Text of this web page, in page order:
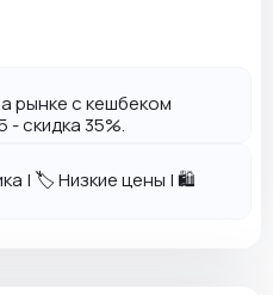
рынке с кешбеком
- скидка 35%.
| 🏷️ Низкие цены | 🛍️